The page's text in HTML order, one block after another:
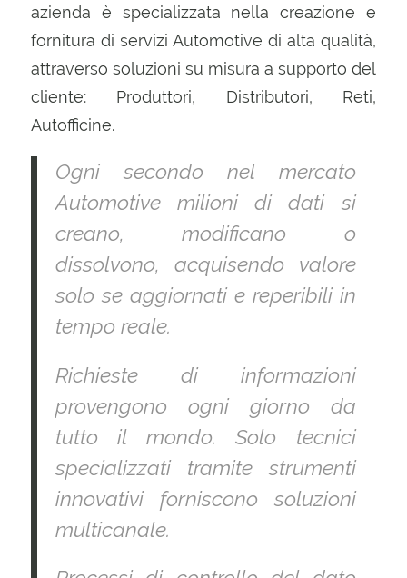
azienda è specializzata nella creazione e
fornitura di servizi Automotive di alta qualità,
attraverso soluzioni su misura a supporto del
cliente: Produttori, Distributori, Reti,
Autofficine.
Ogni secondo nel mercato
Automotive milioni di dati si
creano, modificano o
dissolvono, acquisendo valore
solo se aggiornati e reperibili in
tempo reale.
Richieste di informazioni
provengono ogni giorno da
tutto il mondo.Solo tecnici
specializzati tramite strumenti
innovativi forniscono soluzioni
multicanale.